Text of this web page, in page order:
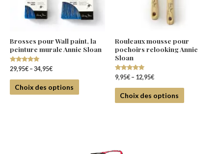
Brosses pour Wall paint, la
peinture murale Annie Sloan
Note
5.00
sur 5
29,95€ – 34,95€
Choix des options
Rouleaux mousse pour
pochoirs relooking Annie
Sloan
Note
5.00
sur 5
9,95€ – 12,95€
Choix des options